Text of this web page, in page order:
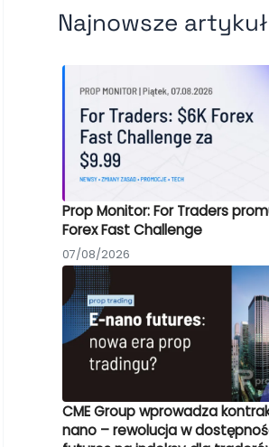
Najnowsze
Prop Monitor: For Traders
Forex Fast Challenge
07/08/2026
CME Group wprowadza
nano – rewolucja w